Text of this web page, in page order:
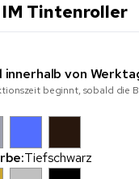
IM Tintenroller
innerhalb von
beginnt, sobald die
Tiefschwarz